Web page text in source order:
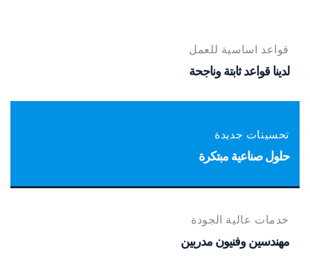
قواعد اساسية للعمل
لدينا قواعد ثابتة وناجحة
تحسينات جديدة
حلول صناعية مبتكرة
خدمات عالية الجودة
مهندسين وفنيون مدربين